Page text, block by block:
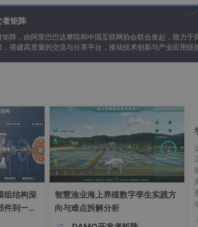
概念太复杂了，我们换个角度来思考这个问题。
们的计算机只能存储4个bit的数，如果超过4个bit，
以用 （11 + 2）来表示 （11 - 10）。
粹正数相加的过程。发现规律没？ 2 + 10 = 12 刚好
计算 -2 + 1，怎么把他转化为两个正数相加呢。
去考虑什么符号位，我们的目的是彻底转化为两个正
可以存16个，容量就是16。
矩阵
矩阵，由阿里巴巴达摩院和中国互联网协会联合发起，致力于
搭建高质量的交流与分享平台，推动技术创新与产业应用链
组结构深
到一体
智慧渔业海上养殖数字孪生实践方
向与难点拆解分析